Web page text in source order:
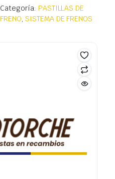
Categoría: PASTILLAS DE
FRENO, SISTEMA DE FRENOS